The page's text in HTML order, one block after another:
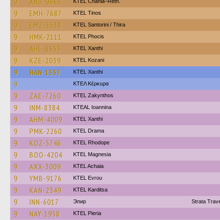
9 EMH-7687 KTEL Tinos
9 EMZ-5538 KTEL Santorini / Thira
9 HMK-2111 ΚΤΕL Phocis
9 AHE-8653 KTEL Xanthi
9 KZE-2039 ΚΤΕL Kozani
9 HAN-1357 KTEL Xanthi
9 ΚΤΕΛ Κέρκυρα
9 ZAE-7260 KTEL Zakynthos
9 INM-8384 KTEAL Ioannina
9 AHM-4009 KTEL Xanthi
9 PMK-2260 KTEL Drama
9 KOZ-5746 KTEL Rhodope
9 BOO-4204 ΚΤΕL Magnesia
9 AXX-3009 KTEL Achaia
9 YMB-9176 KTEL Evrou
9 KAN-2349 ΚΤΕL Karditsa
9 INN-6017 Эпир Strata
9 NAY-1958 KTEL Pieria